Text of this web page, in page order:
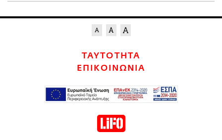
ΤΑΥΤΟΤΗΤΑ
ΕΠΙΚΟΙΝΩΝΙΑ